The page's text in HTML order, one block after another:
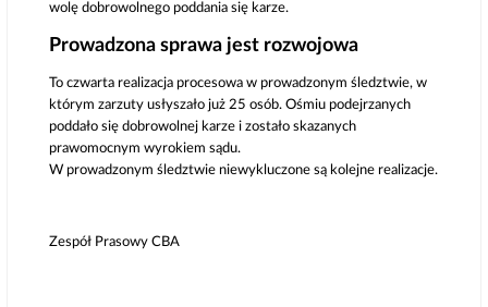
wolę dobrowolnego poddania się karze.
Prowadzona sprawa jest rozwojowa
To czwarta realizacja procesowa w prowadzonym śledztwie, w
którym zarzuty usłyszało już 25 osób. Ośmiu podejrzanych
poddało się dobrowolnej karze i zostało skazanych
prawomocnym wyrokiem sądu.
W prowadzonym śledztwie niewykluczone są kolejne realizacje.
Zespół Prasowy CBA